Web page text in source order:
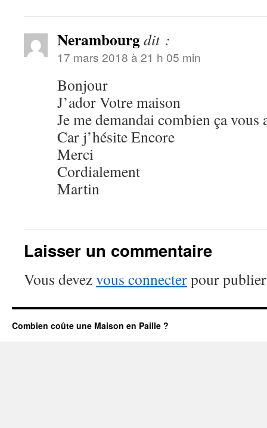
Nerambourgdit :
17 mars 2018 à 21 h 05 min
Bonjour
J’ador Votre maison
Je me demandai combien ça vous
Car j’hésite Encore
Merci
Cordialement
Martin
Laisser un commentaire
Vous devezvous connecterpour
Combien coûte une Maison en Paille ?